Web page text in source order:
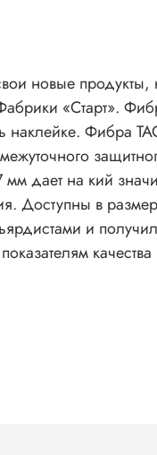
новые
«Старт».
наклейке. Фибра
дает на кий
Доступны в
и